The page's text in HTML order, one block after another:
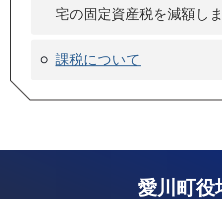
宅の固定資産税を減額し
課税について
愛川町役